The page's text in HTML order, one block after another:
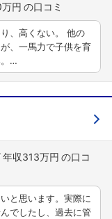
円
、高くない。 他の
、一馬力で子供を育
。…
年収313万円
と思います。実際に
でしたし、過去に管